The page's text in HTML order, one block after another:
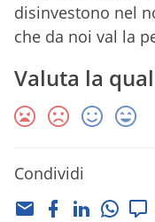
disinvestono nel
che da noi val la
Valuta la
Condividi